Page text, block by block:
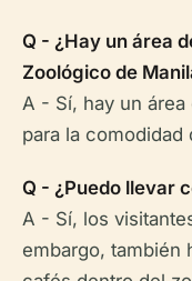
Q - ¿Hay un área
Zoológico de
A - Sí, hay un
para la comodidad
Q - ¿Puedo llevar
A - Sí, los
embargo, también